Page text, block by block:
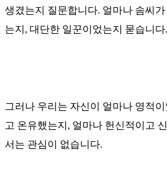
생겼는지 질문합니다. 얼마나 솜씨
는지 , 대단한 일꾼이었는지 묻습니다.
그러나 우리는 자신이 얼마나 영적
고 온유했는지 , 얼마나 헌신적이고
서는 관심이 없습니다.